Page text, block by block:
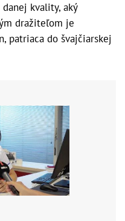
kvality, aký
dražiteľom je
patriaca do švajčiarskej